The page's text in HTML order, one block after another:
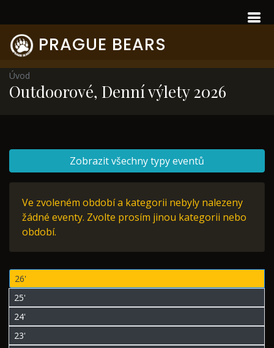
PRAGUE BEARS
Úvod
Outdoorové, Denní výlety 2026
Zobrazit všechny typy eventů
Ve zvoleném období a kategorii nebyly nalezeny
žádné eventy. Zvolte prosím jinou kategorii nebo
období.
26'
25'
24'
23'